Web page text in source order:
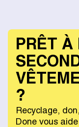
PRÊT À
?
Recyclage,
Done vous